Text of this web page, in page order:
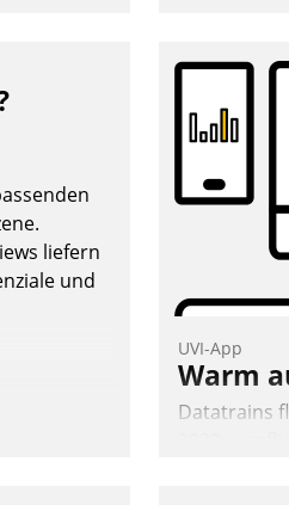
in
-
liefern
und
UVI-App
Warm
Datatrains